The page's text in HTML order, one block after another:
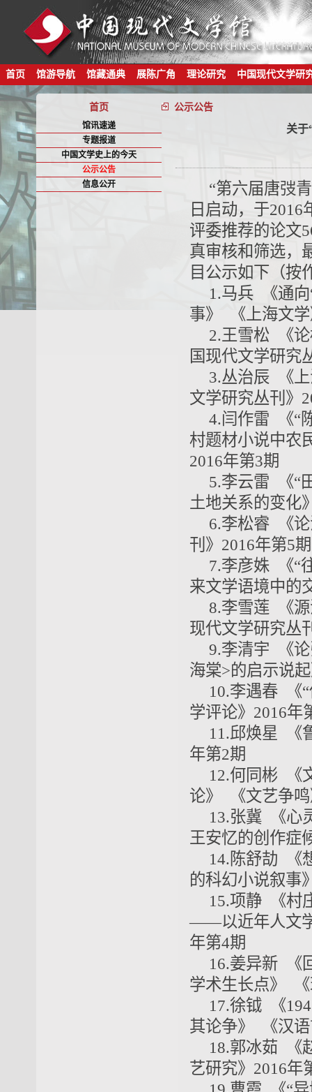
首页 馆游导航 馆藏通典 展陈广角 理论研究 中国现代文学研
首页 公示公告
馆讯速递
专题报道
中国文学史上的今天
公示公告
信息公开
关于
“第六届唐弢
日启动，于
评委推荐的论文
真审核和筛选，
目公示如下（按
1.马兵 《通
事》 《上海文
2.王雪松 《
国现代文学研究
3.丛治辰 《
文学研究丛刊》
4.闫作雷 《“
村题材小说中农
2016年第3期
5.李云雷 《“
土地关系的变化
6.李松睿 《
刊》2016年第5期
7.李彦姝 《“
来文学语境中的
8.李雪莲 《
现代文学研究丛
9.李清宇 《
海棠>的启示说
10.李遇春 《
学评论》2016年
11.邱焕星 《
年第2期
12.何同彬 《
论》 《文艺争
13.张冀 《心
王安忆的创作症
14.陈舒劼 《
的科幻小说叙事
15.项静 《村
——以近年人文
年第4期
16.姜异新 《
学术生长点》
17.徐钺 《
其论争》 《汉
18.郭冰茹 《
艺研究》2016年